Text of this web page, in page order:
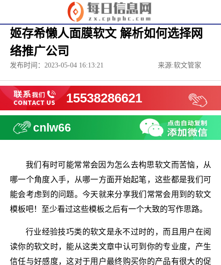
姬存希懒人面膜软文 解析如何选择网
络推广公司
发布时间：2023-05-04 16:13:21 来源:软文管家
15538286621
cnlw66
我们有时可能常常会因为怎么去构思软文而苦恼，从
哪一个角度入手，从哪一方面开始起笔，这些都是我们可
能会考虑到的问题。今天就来分享我们常常会用到的软文
模板吧！至少看过这些模板之后有一个大致的写作思路。
行业经验技巧类的软文是永不过时的，而且用户在阅
读你的软文时，能从这类文章中认可到你的专业度，产生
信任与好感度，这对于用户最终购买你的产品有很大的促